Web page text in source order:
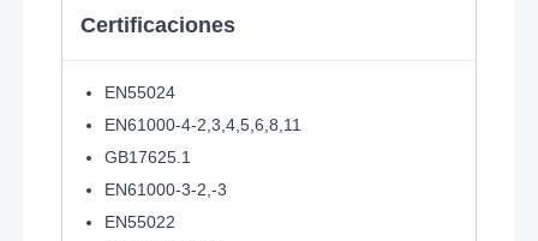
Certificaciones
EN55024
EN61000-4-2,3,4,5,6,8,11
GB17625.1
EN61000-3-2,-3
EN55022